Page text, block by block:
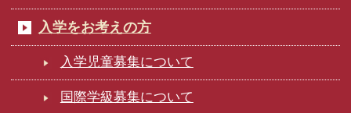
入学をお考えの方
入学児童募集について
国際学級募集について